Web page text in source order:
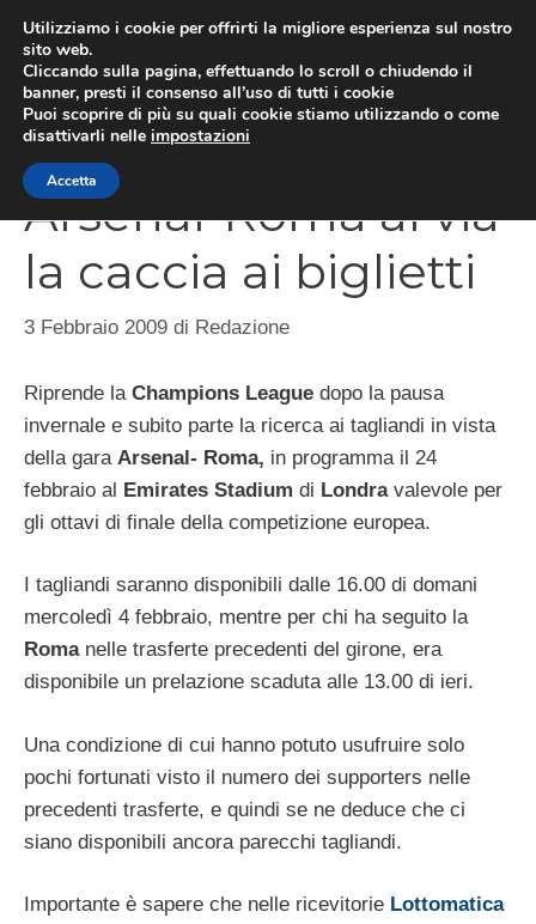
contenuto
Arsenal-Roma al via
la caccia ai biglietti
3 Febbraio 2009 di Redazione
Riprende la Champions League dopo la pausa
invernale e subito parte la ricerca ai tagliandi in vista
della gara Arsenal- Roma, in programma il 24
febbraio al Emirates Stadium di Londravalevole per
gli ottavi di finale della competizione europea.
I tagliandi saranno disponibili dalle 16.00 di domani
mercoledì 4 febbraio, mentre per chi ha seguito la
Romanelle trasferte precedenti del girone, era
disponibile un prelazione scaduta alle 13.00 di ieri.
Una condizione di cui hanno potuto usufruire solo
pochi fortunati visto il numero dei supporters nelle
precedenti trasferte, e quindi se ne deduce che ci
siano disponibili ancora parecchi tagliandi.
Importante è sapere che nelle ricevitorie Lottomatica
Utilizziamo i cookie per offrirti la migliore esperienza sul nostro
sito web.
Cliccando sulla pagina, effettuando lo scroll o chiudendo il
banner, presti il consenso all’uso di tutti i cookie
Puoi scoprire di più su quali cookie stiamo utilizzando o come
disattivarli nelle impostazioni
Accetta